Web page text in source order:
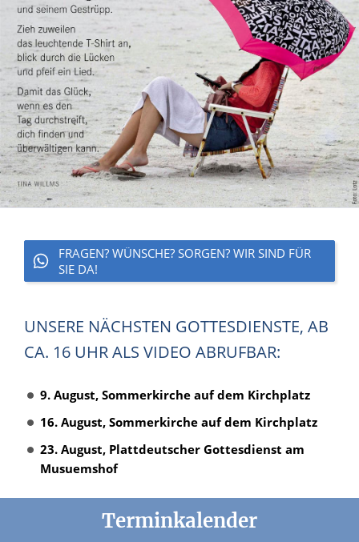
FRAGEN? WÜNSCHE? SORGEN? WIR SIND FÜR
SIE DA!
UNSERE NÄCHSTEN GOTTESDIENSTE, AB
CA. 16 UHR ALS VIDEO ABRUFBAR:
9. August, Sommerkirche auf dem Kirchplatz
16. August, Sommerkirche auf dem Kirchplatz
23. August, Plattdeutscher Gottesdienst am
Musuemshof
Terminkalender